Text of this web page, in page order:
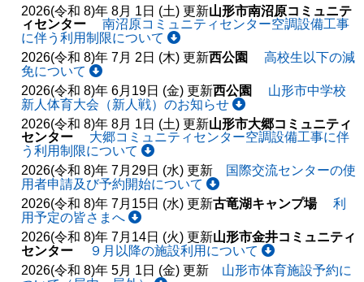
2026(令和 8)年 8月 1日 (土) 更新山形市南沼原コミュニテ
ィセンター
南沼原コミュニティセンター空調設備工事
に伴う利用制限について
2026(令和 8)年 7月 2日 (木) 更新西公園
高校生以下の減
免について
2026(令和 8)年 6月19日 (金) 更新西公園
山形市中学校
新人体育大会（新人戦）のお知らせ
2026(令和 8)年 8月 1日 (土) 更新山形市大郷コミュニティ
センター
大郷コミュニティセンター空調設備工事に伴
う利用制限について
2026(令和 8)年 7月29日 (水) 更新
国際交流センターの使
用者申請及び予約開始について
2026(令和 8)年 7月15日 (水) 更新古竜湖キャンプ場
利
用予定の皆さまへ
2026(令和 8)年 7月14日 (火) 更新山形市金井コミュニティ
センター
９月以降の施設利用について
2026(令和 8)年 5月 1日 (金) 更新
山形市体育施設予約に